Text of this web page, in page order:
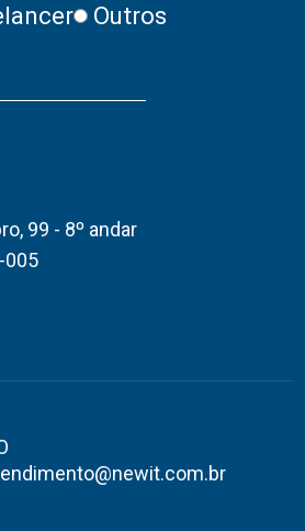
Outros
99 - 8º andar
005